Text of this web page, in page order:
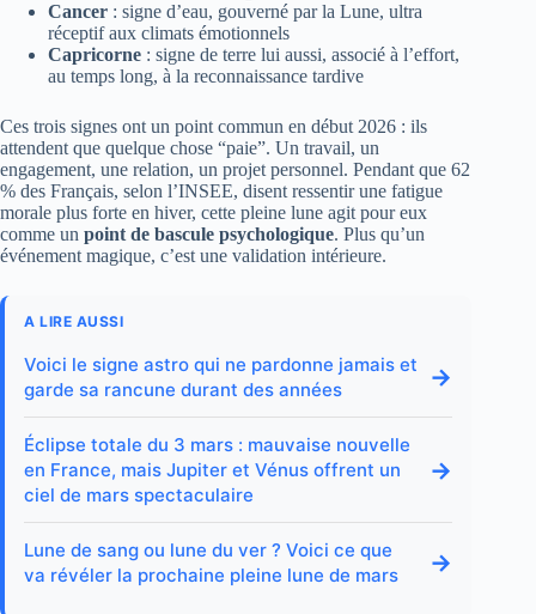
Cancer : signe d’eau, gouverné par la Lune, ultra
réceptif aux climats émotionnels
Capricorne : signe de terre lui aussi, associé à l’effort,
au temps long, à la reconnaissance tardive
Ces trois signes ont un point commun en début 2026 : ils
attendent que quelque chose “paie”. Un travail, un
engagement, une relation, un projet personnel. Pendant que 62
% des Français, selon l’INSEE, disent ressentir une fatigue
morale plus forte en hiver, cette pleine lune agit pour eux
comme un point de bascule psychologique. Plus qu’un
événement magique, c’est une validation intérieure.
A LIRE AUSSI
Voici le signe astro qui ne pardonne jamais et
garde sa rancune durant des années
→
Éclipse totale du 3 mars : mauvaise nouvelle
en France, mais Jupiter et Vénus offrent un
ciel de mars spectaculaire
→
Lune de sang ou lune du ver ? Voici ce que
va révéler la prochaine pleine lune de mars
→